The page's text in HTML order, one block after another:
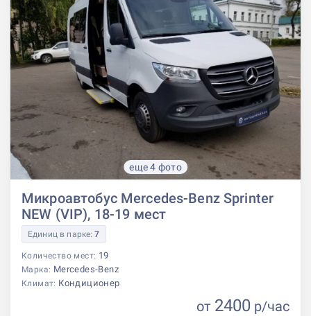
еще 4 фото
Микроавтобус Mercedes-Benz Sprinter
NEW (VIP), 18-19 мест
Единиц в парке:7
Количество мест: 19
Марка: Mercedes-Benz
Климат: Кондиционер
от 2400 р/час